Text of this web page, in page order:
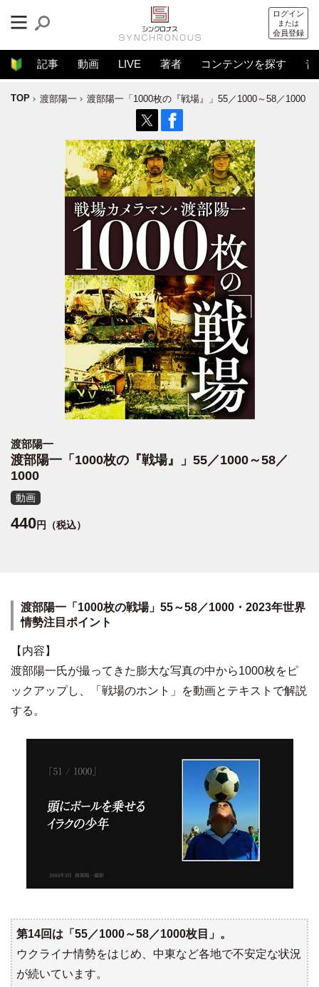
ログイン
または
会員登録
記事 動画 LIVE 著者 コンテンツを探す 音
TOP 渡部陽一 渡部陽一「1000枚の『戦場』」55／1000～58／1000
渡部陽一
渡部陽一「1000枚の『戦場』」55／1000～58／
1000
動画
440円（税込）
渡部陽一「1000枚の戦場」55～58／1000・2023年世界
情勢注目ポイント
【内容】
渡部陽一氏が撮ってきた膨大な写真の中から1000枚をピ
ックアップし、「戦場のホント」を動画とテキストで解説
する。
第14回は「55／1000～58／1000枚目」。
ウクライナ情勢をはじめ、中東など各地で不安定な状況
が続いています。